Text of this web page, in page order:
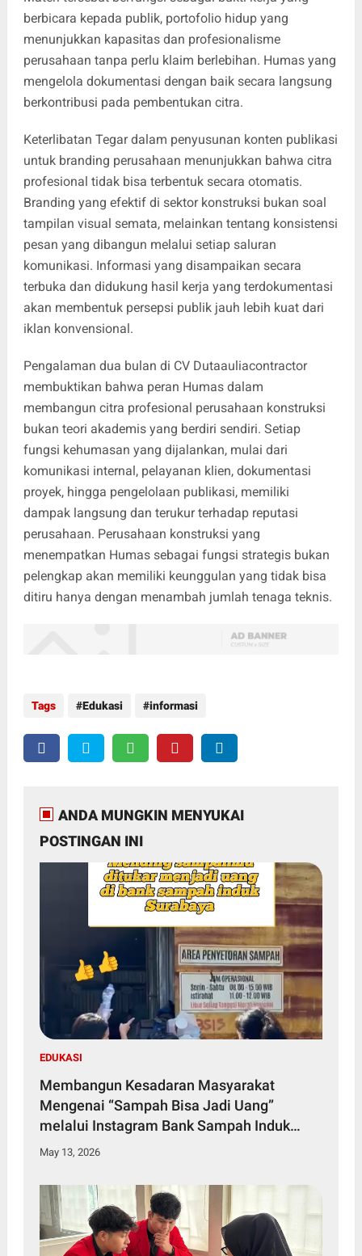
berbicara kepada publik, portofolio hidup yang
menunjukkan kapasitas dan profesionalisme
perusahaan tanpa perlu klaim berlebihan. Humas yang
mengelola dokumentasi dengan baik secara langsung
berkontribusi pada pembentukan citra.
Keterlibatan Tegar dalam penyusunan konten publikasi
untuk branding perusahaan menunjukkan bahwa citra
profesional tidak bisa terbentuk secara otomatis.
Branding yang efektif di sektor konstruksi bukan soal
tampilan visual semata, melainkan tentang konsistensi
pesan yang dibangun melalui setiap saluran
komunikasi. Informasi yang disampaikan secara
terbuka dan didukung hasil kerja yang terdokumentasi
akan membentuk persepsi publik jauh lebih kuat dari
iklan konvensional.
Pengalaman dua bulan di CV Dutaauliacontractor
membuktikan bahwa peran Humas dalam
membangun citra profesional perusahaan konstruksi
bukan teori akademis yang berdiri sendiri. Setiap
fungsi kehumasan yang dijalankan, mulai dari
komunikasi internal, pelayanan klien, dokumentasi
proyek, hingga pengelolaan publikasi, memiliki
dampak langsung dan terukur terhadap reputasi
perusahaan. Perusahaan konstruksi yang
menempatkan Humas sebagai fungsi strategis bukan
pelengkap akan memiliki keunggulan yang tidak bisa
ditiru hanya dengan menambah jumlah tenaga teknis.
Tags Edukasi informasi
ANDA MUNGKIN MENYUKAI
POSTINGAN INI
EDUKASI
Membangun Kesadaran Masyarakat
Mengenai “Sampah Bisa Jadi Uang”
melalui Instagram Bank Sampah Induk
Surabaya
May 13, 2026